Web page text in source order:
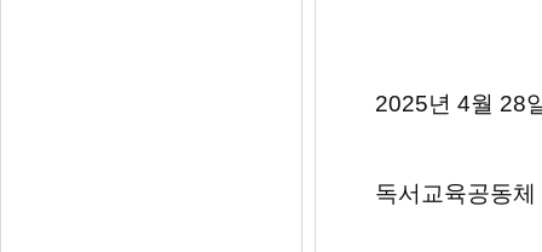
2025년 4월 28
독서교육공동체